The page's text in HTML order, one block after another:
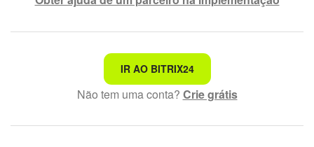
Não é o que estou procurando
Texto complexo e incompreensível
Informações estão desatualizadas
IR AO BITRIX24
Não tem uma conta? Crie grátis